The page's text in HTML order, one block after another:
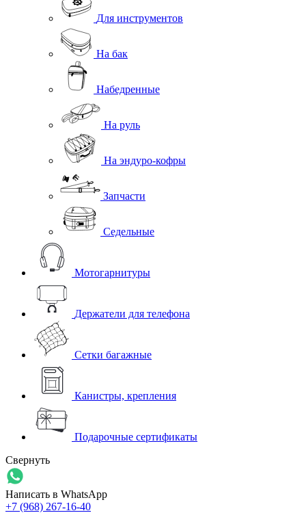
Для инструментов
На бак
Набедренные
На руль
На эндуро-кофры
Запчасти
Седельные
Мотогарнитуры
Держатели для телефона
Сетки багажные
Канистры, крепления
Подарочные сертификаты
Свернуть
Написать в WhatsApp
+7 (968) 267-16-40